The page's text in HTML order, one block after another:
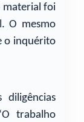
material foi
O mesmo
o inquérito
diligências
trabalho